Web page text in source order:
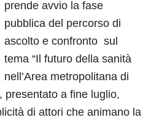
prende avvio la fase
pubblica del percorso di
ascolto e confronto sul
tema “Il futuro della sanità
nell’Area metropolitana di
presentato a fine luglio,
di attori che animano la